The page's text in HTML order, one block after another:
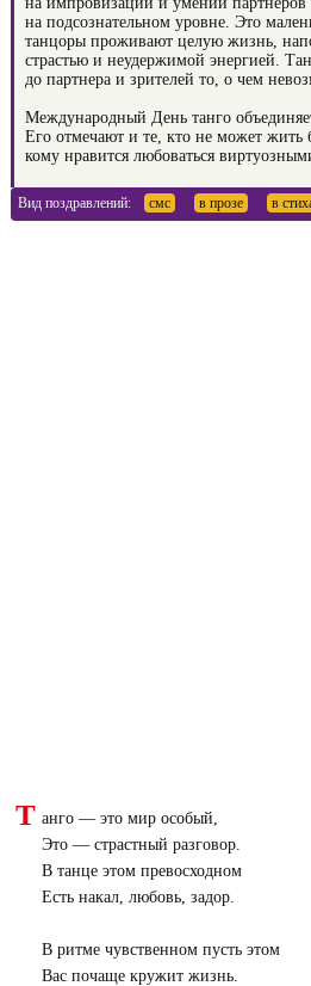
на подсознательном уровне. Это
танцоры проживают целую жизнь,
страстью и неудержимой энергией.
до партнера и зрителей то, о чем
Международный День танго
Его отмечают и те, кто не может жить
кому нравится любоваться
Вид поздравлений: смс в прозе в
Т анго — это мир особый,
Это — страстный разговор.
В танце этом превосходном
Есть накал, любовь, задор.
В ритме чувственном пусть этом
Вас почаще кружит жизнь.